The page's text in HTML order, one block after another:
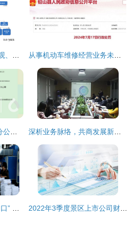
中国中免研究报告 全局观、规模效应与灵活性的有机融合 从事机动车维修经营业务未按规定进行备案,江西铅山县一汽车修配厂被罚
贵阳新闻旅行社六盘水分公司 深耕本地旅游资源，拓展国内旅游新视野 深析业务脉络，共商发展新篇——常熟经济技术开发区分会数字化专场在亨通高压圆满召开
荔波 洗涤企业开到“家门口” 群众就近稳增收 经营国内旅游业务 2022年3季度景区上市公司财务分析报告 国内旅游业务经营透视